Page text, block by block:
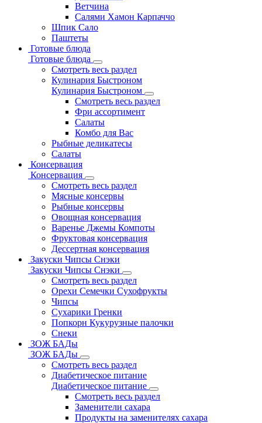
Ветчина
Салями Хамон Карпаччо
Шпик Сало
Паштеты
Готовые блюда
Готовые блюда
Смотреть весь раздел
Кулинария Быстроном
Кулинария Быстроном
Смотреть весь раздел
Фри ассортимент
Салаты
Комбо для Вас
Рыбные деликатесы
Салаты
Консервация
Консервация
Смотреть весь раздел
Мясные консервы
Рыбные консервы
Овощная консервация
Варенье Джемы Компоты
Фруктовая консервация
Дессертная консервация
Закуски Чипсы Снэки
Закуски Чипсы Снэки
Смотреть весь раздел
Орехи Семечки Сухофрукты
Чипсы
Сухарики Гренки
Попкорн Кукурузные палочки
Снеки
ЗОЖ БАДы
ЗОЖ БАДы
Смотреть весь раздел
Диабетическое питание
Диабетическое питание
Смотреть весь раздел
Заменители сахара
Продукты на заменителях сахара